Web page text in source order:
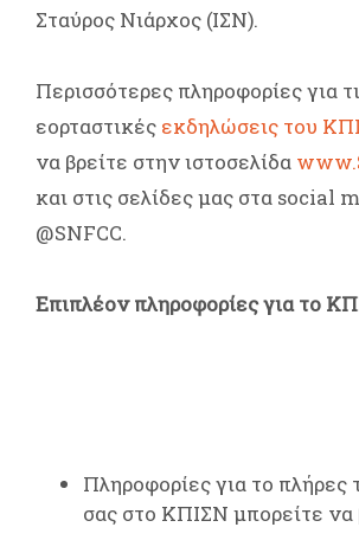
Σταύρος Νιάρχος (ΙΣΝ).
Περισσότερες πληροφορίες για
εορταστικές εκδηλώσεις του
να βρείτε στην ιστοσελίδα
και στις σελίδες μας στα social
@SNFCC.
Επιπλέον πληροφορίες για το
Πληροφορίες για το πλήρες
σας στο ΚΠΙΣΝ μπορείτε να